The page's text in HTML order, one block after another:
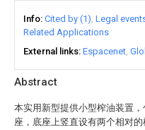
Abstract
本实用新型提供小型榨油装置
座，底座上竖直设有两个相对
Info Cited by (1) Legal
Related Applications
External links Espacenet